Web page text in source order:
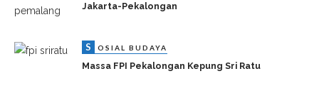
Jakarta-Pekalongan
S OSIAL BUDAYA
Massa FPI Pekalongan Kepung Sri Ratu